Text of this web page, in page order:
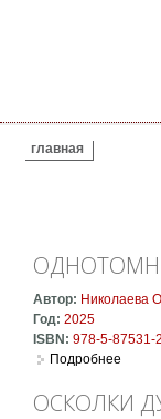
ВЫ ЗДЕСЬ
главная
Автор: Николаева
Год: 2025
ISBN: 978-5-87531-
Подробнее
ОСКОЛКИ